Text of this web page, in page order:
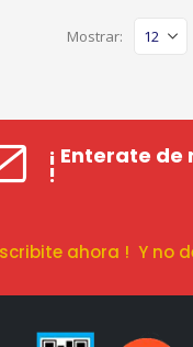
Mostrar:
¡ Enterate
!
ahora ! Y no